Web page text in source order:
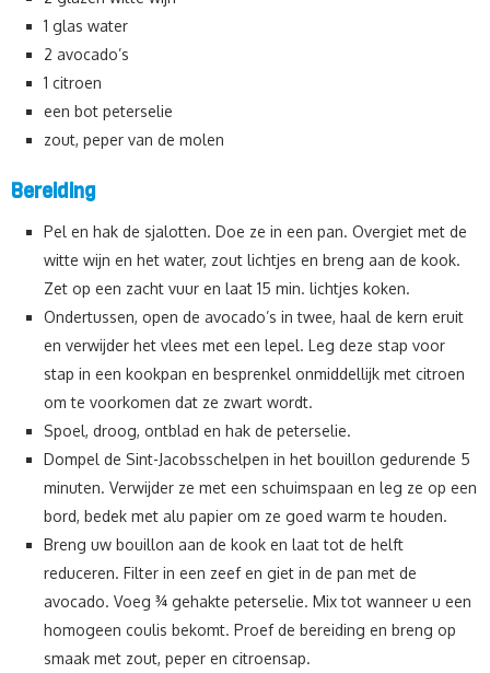
1 glas water
2 avocado’s
1 citroen
een bot peterselie
zout, peper van de molen
Bereiding
Pel en hak de sjalotten. Doe ze in een pan. Overgiet met de
witte wijn en het water, zout lichtjes en breng aan de kook.
Zet op een zacht vuur en laat 15 min. lichtjes koken.
Ondertussen, open de avocado’s in twee, haal de kern eruit
en verwijder het vlees met een lepel. Leg deze stap voor
stap in een kookpan en besprenkel onmiddellijk met citroen
om te voorkomen dat ze zwart wordt.
Spoel, droog, ontblad en hak de peterselie.
Dompel de Sint-Jacobsschelpen in het bouillon gedurende 5
minuten. Verwijder ze met een schuimspaan en leg ze op een
bord, bedek met alu papier om ze goed warm te houden.
Breng uw bouillon aan de kook en laat tot de helft
reduceren. Filter in een zeef en giet in de pan met de
avocado. Voeg ¾ gehakte peterselie. Mix tot wanneer u een
homogeen coulis bekomt. Proef de bereiding en breng op
smaak met zout, peper en citroensap.